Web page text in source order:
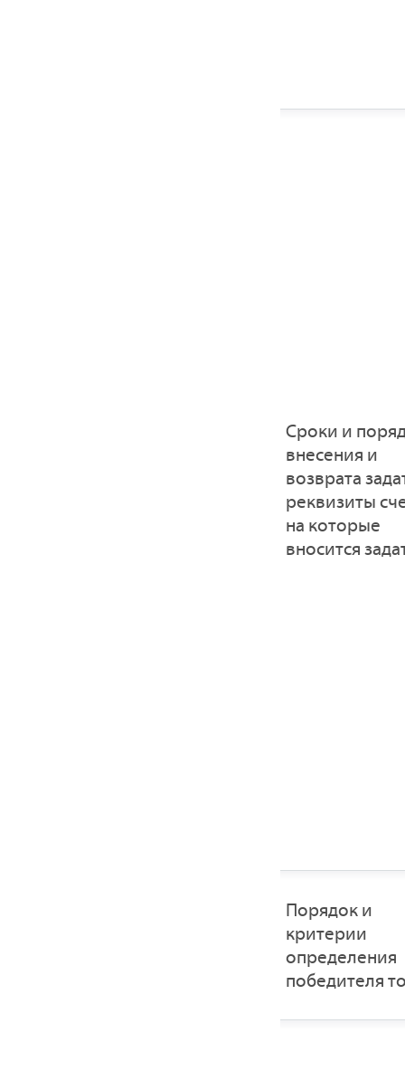
Сроки и
внесения и
возврата
реквизиты
на которые
вносится
Порядок и
критерии
определения
победителя